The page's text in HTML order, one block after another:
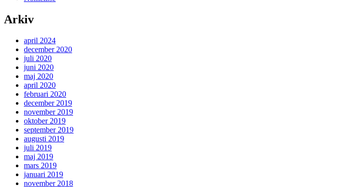
Arkiv
april 2024
december 2020
juli 2020
juni 2020
maj 2020
april 2020
februari 2020
december 2019
november 2019
oktober 2019
september 2019
augusti 2019
juli 2019
maj 2019
mars 2019
januari 2019
november 2018